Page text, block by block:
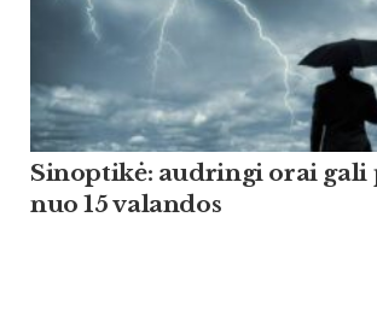
Sinoptikė: audringi orai gali
nuo 15 valandos